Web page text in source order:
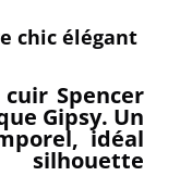
chic élégant
Spencer
Gipsy. Un
idéal